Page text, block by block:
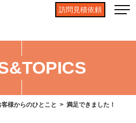
訪問見積依頼
客様からのひとこと 満足できました！